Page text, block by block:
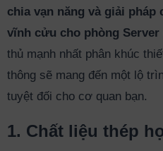
chia vạn năng và giải
vĩnh cửu cho phòng Server
thủ mạnh nhất phân khúc
thông sẽ mang đến một lộ
tuyệt đối cho cơ quan bạn.
1. Chất liệu thép